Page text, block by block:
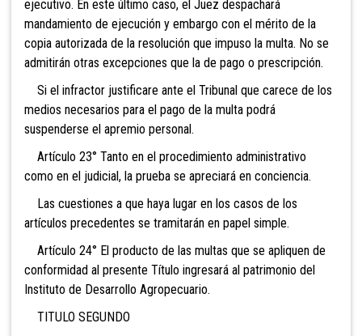
ejecutivo. En este último caso, el Juez despachará
mandamiento de ejecución y embargo con el mérito de la
copia autorizada de la resolución que impuso la multa. No se
admitirán otras excepciones que la de pago o prescripción.
Si el infractor justificare ante el Tribunal que carece de los
medios necesarios para el pago de la multa podrá
suspenderse el apremio personal.
Artículo 23° Tanto en el procedimiento administrativo
como en el judicial, la prueba se apreciará en conciencia.
Las cuestiones a que haya lugar en los casos de los
artículos precedentes se tramitarán en papel simple.
Artículo 24° El producto de las multas que se apliquen de
conformidad al presente Título ingresará al patrimonio del
Instituto de Desarrollo Agropecuario.
TITULO SEGUNDO